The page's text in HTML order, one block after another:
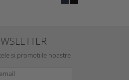
si promotiile noastre